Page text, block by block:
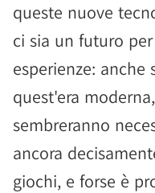
queste nuove
ci sia un futuro
esperienze: anche
quest'era
sembreranno
ancora
giochi, e forse è